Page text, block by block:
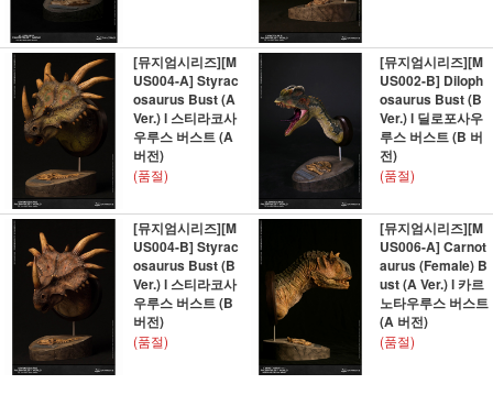
[뮤지엄시리즈][M
US004-A] Styrac
osaurus Bust (A
Ver.) l 스티라코사
우루스 버스트 (A
버전)
(품절)
[뮤지엄시리즈][M
US002-B] Diloph
osaurus Bust (B
Ver.) l 딜로포사우
루스 버스트 (B 버
전)
(품절)
[뮤지엄시리즈][M
US004-B] Styrac
osaurus Bust (B
Ver.) l 스티라코사
우루스 버스트 (B
버전)
(품절)
[뮤지엄시리즈][M
US006-A] Carnot
aurus (Female) B
ust (A Ver.) l 카르
노타우루스 버스트
(A 버전)
(품절)